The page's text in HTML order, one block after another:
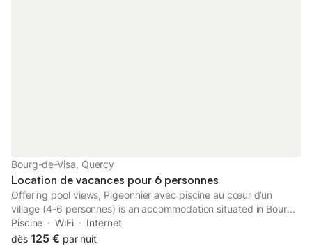
Bourg-de-Visa, Quercy
Location de vacances pour 6 personnes
Offering pool views, Pigeonnier avec piscine au cœur d’un
village (4-6 personnes) is an accommodation situated in Bourg-
de-Visa, 35 km from Agen Exhibition Centre and 34 km from
Stade Armandie.
Piscine WiFi
Internet
dès 125 € par nuit